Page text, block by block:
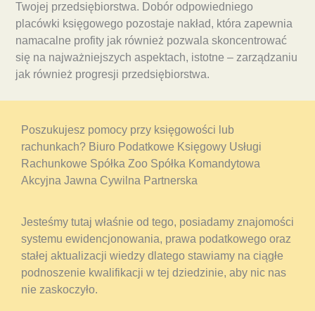
Twojej przedsiębiorstwa. Dobór odpowiedniego
placówki księgowego pozostaje nakład, która zapewnia
namacalne profity jak również pozwala skoncentrować
się na najważniejszych aspektach, istotne – zarządzaniu
jak również progresji przedsiębiorstwa.
Poszukujesz pomocy przy księgowości lub
rachunkach? Biuro Podatkowe Księgowy Usługi
Rachunkowe Spółka Zoo Spółka Komandytowa
Akcyjna Jawna Cywilna Partnerska
Jesteśmy tutaj właśnie od tego, posiadamy znajomości
systemu ewidencjonowania, prawa podatkowego oraz
stałej aktualizacji wiedzy dlatego stawiamy na ciągłe
podnoszenie kwalifikacji w tej dziedzinie, aby nic nas
nie zaskoczyło.